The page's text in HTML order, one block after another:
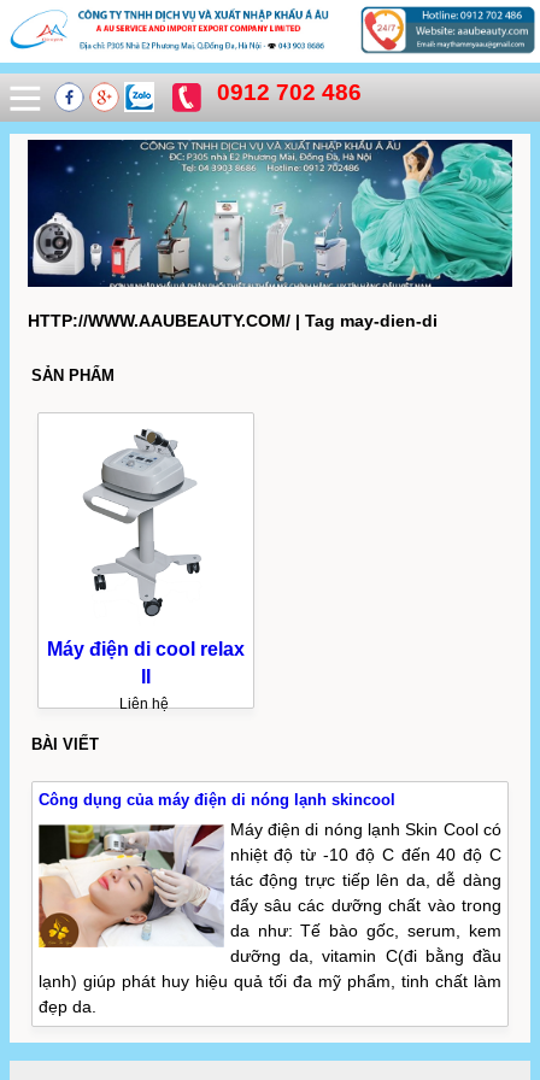
0912 702 486
HTTP://WWW.AAUBEAUTY.COM/ | Tag may-dien-di
SẢN PHẨM
Máy điện di cool relax
Liên hệ
BÀI VIẾT
Công dụng của máy điện di nóng lạnh skincool
Máy điện di nóng lạnh Skin Cool có
nhiệt độ từ -10 độ C đến 40 độ C
tác động trực tiếp lên da, dễ dàng
đẩy sâu các dưỡng chất vào trong
da như: Tế bào gốc, serum, kem
dưỡng da, vitamin C(đi bằng đầu
lạnh) giúp phát huy hiệu quả tối đa mỹ phẩm, tinh chất làm
đẹp da.